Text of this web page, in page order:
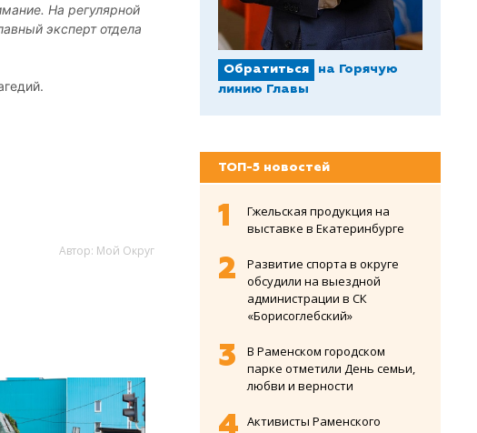
На регулярной
эксперт отдела
Автор: Мой Округ
Обратиться
на Горячую
линию Главы
ТОП-5 новостей
Гжельская продукция на
выставке в Екатеринбурге
Развитие спорта в округе
обсудили на выездной
администрации в СК
«Борисоглебский»
В Раменском городском
парке отметили День семьи,
любви и верности
Активисты Раменского